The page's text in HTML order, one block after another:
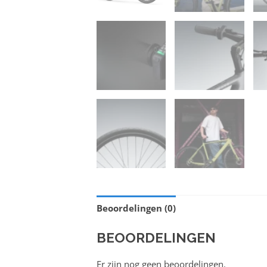
Beoordelingen (0)
BEOORDELINGEN
Er zijn nog geen beoordelingen.